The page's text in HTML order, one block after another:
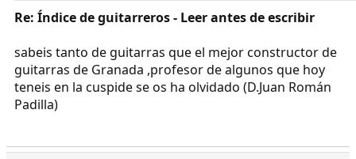
Re: Índice de guitarreros - Leer antes de escribir
sabeis tanto de guitarras que el mejor constructor de
guitarras de Granada ,profesor de algunos que hoy
teneis en la cuspide se os ha olvidado (D.Juan Román
Padilla)